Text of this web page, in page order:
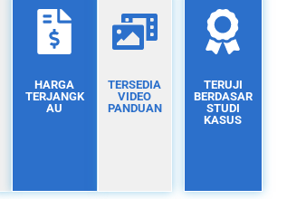
HARGA
TERJANGK
AU
TERSEDIA
VIDEO
PANDUAN
TERUJI
BERDASAR
STUDI
KASUS